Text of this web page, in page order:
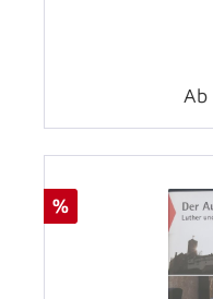
Ab
%